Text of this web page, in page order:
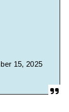
15, 2025